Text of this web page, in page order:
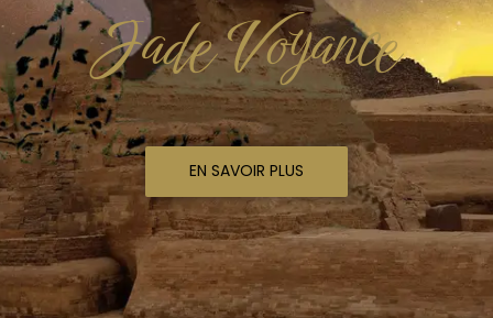
Jade Voyance
EN SAVOIR PLUS